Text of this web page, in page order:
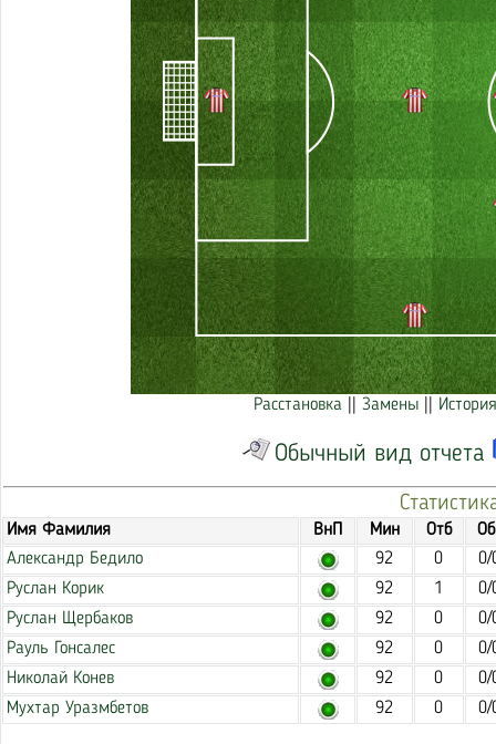
Расстановка Замены
Обычный вид отчета
Имя Фамилия ВнП Мин Отб
Александр Бедило
92 0
0/
Руслан Корик
92 1
0/
Руслан Щербаков
92 0
0/
Рауль Гонсалес
92 0
0/
Николай Конев
92 0
0/
Мухтар Уразмбетов
92 0 0/